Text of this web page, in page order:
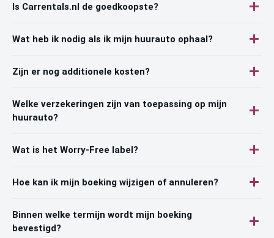
Is Carrentals.nl de goedkoopste?
Wat heb ik nodig als ik mijn huurauto ophaal?
Zijn er nog additionele kosten?
Welke verzekeringen zijn van toepassing op mijn
huurauto?
Wat is het Worry-Free label?
Hoe kan ik mijn boeking wijzigen of annuleren?
Binnen welke termijn wordt mijn boeking
bevestigd?